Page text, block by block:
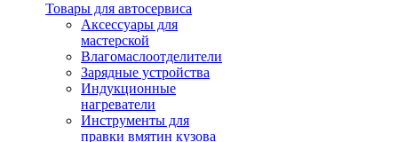
Товары для автосервиса
Аксессуары для
мастерской
Влагомаслоотделители
Зарядные устройства
Индукционные
нагреватели
Инструменты для
правки вмятин кузова